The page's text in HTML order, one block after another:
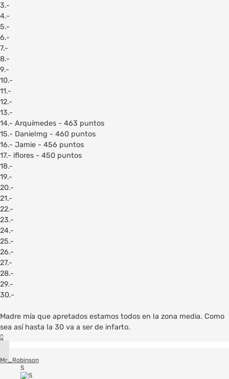
3.-
4.-
5.-
6.-
7.-
8.-
9.-
10.-
11.-
12.-
13.-
14.- Arquímedes - 463 puntos
15.- Danielmg - 460 puntos
16.- Jamie - 456 puntos
17.- iflores - 450 puntos
18.-
19.-
20.-
21.-
22.-
23.-
24.-
25.-
26.-
27.-
28.-
29.-
30.-
Madre mía que apretados estamos todos en la zona media. Como
sea así hasta la 30 va a ser de infarto.
Mr_Robinson
S